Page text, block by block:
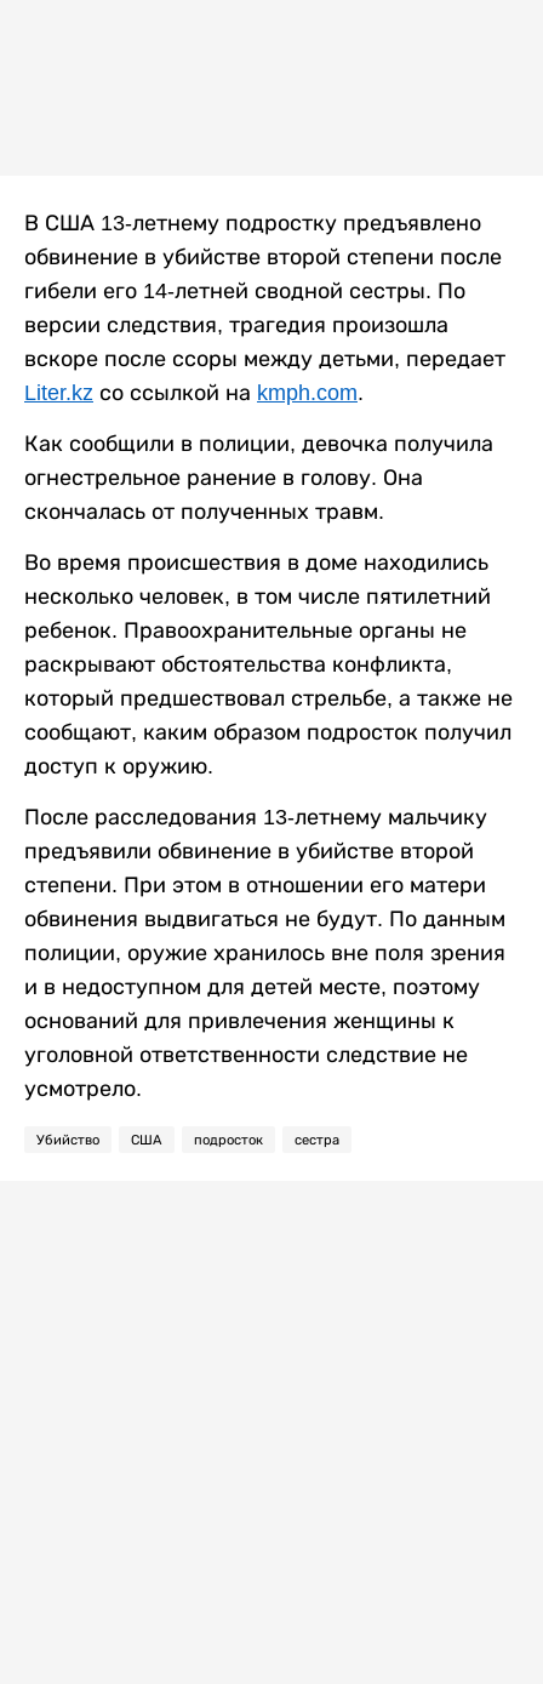
В США 13-летнему подростку предъявлено
обвинение в убийстве второй степени после
гибели его 14-летней сводной сестры. По
версии следствия, трагедия произошла
вскоре после ссоры между детьми, передает
Liter.kz со ссылкой на kmph.com.
Как сообщили в полиции, девочка получила
огнестрельное ранение в голову. Она
скончалась от полученных травм.
Во время происшествия в доме находились
несколько человек, в том числе пятилетний
ребенок. Правоохранительные органы не
раскрывают обстоятельства конфликта,
который предшествовал стрельбе, а также не
сообщают, каким образом подросток получил
доступ к оружию.
После расследования 13-летнему мальчику
предъявили обвинение в убийстве второй
степени. При этом в отношении его матери
обвинения выдвигаться не будут. По данным
полиции, оружие хранилось вне поля зрения
и в недоступном для детей месте, поэтому
оснований для привлечения женщины к
уголовной ответственности следствие не
усмотрело.
Убийство США подросток сестра